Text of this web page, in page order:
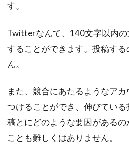
す。
Twitterなんて、140文字以内
することができます。投稿す
ん。
また、競合にあたるようなア
つけることができ、伸びてい
稿とにどのような要因がある
ことも難しくはありません。